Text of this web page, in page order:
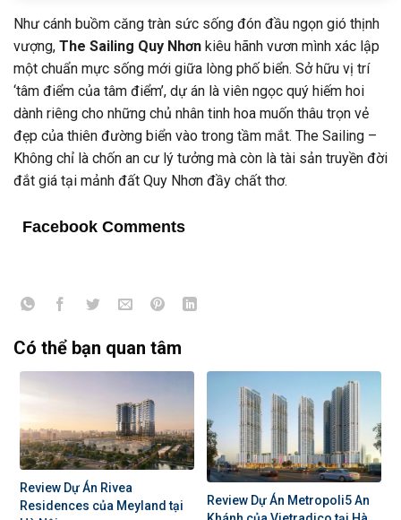
Như cánh buồm căng tràn sức sống đón đầu ngọn gió thịnh
vượng, The Sailing Quy Nhơn kiêu hãnh vươn mình xác lập
một chuẩn mực sống mới giữa lòng phố biển. Sở hữu vị trí
‘tâm điểm của tâm điểm’, dự án là viên ngọc quý hiếm hoi
dành riêng cho những chủ nhân tinh hoa muốn thâu trọn vẻ
đẹp của thiên đường biển vào trong tầm mắt. The Sailing –
Không chỉ là chốn an cư lý tưởng mà còn là tài sản truyền đời
đắt giá tại mảnh đất Quy Nhơn đầy chất thơ.
Facebook Comments
Có thể bạn quan tâm
Review Dự Án Rivea
Residences của Meyland tại
Review Dự Án Metropoli5 An